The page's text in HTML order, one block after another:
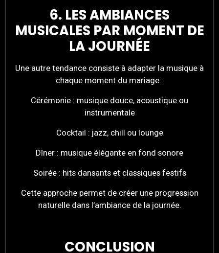
6. LES AMBIANCES
MUSICALES PAR MOMENT DE
LA JOURNÉE
Une autre tendance consiste à adapter la musique à
chaque moment du mariage :
Cérémonie : musique douce, acoustique ou
instrumentale
Cocktail : jazz, chill ou lounge
Dîner : musique élégante en fond sonore
Soirée : hits dansants et classiques festifs
Cette approche permet de créer une progression
naturelle dans l’ambiance de la journée.
CONCLUSION